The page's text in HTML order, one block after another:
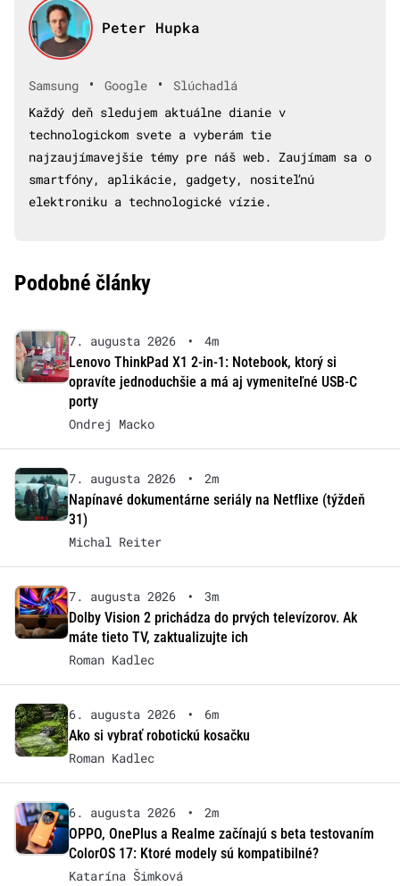
Peter Hupka
Samsung • Google •
Slúchadlá
Každý deň sledujem aktuálne dianie v
technologickom svete a vyberám tie
najzaujímavejšie témy pre náš web. Zaujímam sa o
smartfóny, aplikácie, gadgety, nositeľnú
elektroniku a technologické vízie.
Podobné články
7. augusta 2026 •
4m
Lenovo ThinkPad X1 2-in-1: Notebook, ktorý si
opravíte jednoduchšie a má aj vymeniteľné USB-C
porty
Ondrej Macko
7. augusta 2026 •
2m
Napínavé dokumentárne seriály na Netflixe (týždeň
31)
Michal Reiter
7. augusta 2026 •
3m
Dolby Vision 2 prichádza do prvých televízorov. Ak
máte tieto TV, zaktualizujte ich
Roman Kadlec
6. augusta 2026 •
6m
Ako si vybrať robotickú kosačku
Roman Kadlec
6. augusta 2026 •
2m
OPPO, OnePlus a Realme začínajú s beta testovaním
ColorOS 17: Ktoré modely sú kompatibilné?
Katarína Šimková